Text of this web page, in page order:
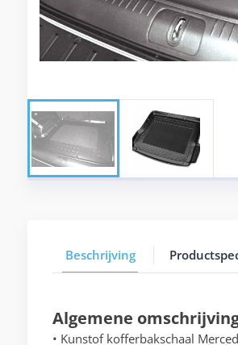
Beschrijving
Algemene
• Kunstof kofferbakschaal